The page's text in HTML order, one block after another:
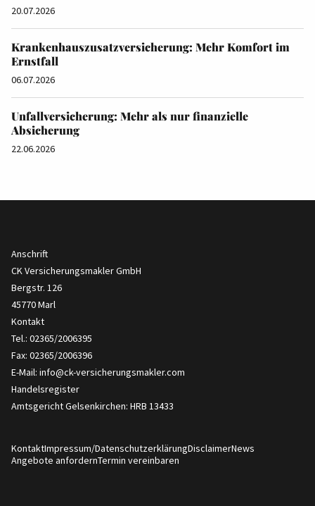
20.07.2026
Krankenhauszusatzversicherung: Mehr Komfort im
Ernstfall
06.07.2026
Unfallversicherung: Mehr als nur finanzielle
Absicherung
22.06.2026
Anschrift
CK Versicherungsmakler GmbH
Bergstr. 126
45770 Marl
Kontakt
Tel.: 02365/2006395
Fax: 02365/2006396
E-Mail: info@ck-versicherungsmakler.com
Handelsregister
Amtsgericht Gelsenkirchen: HRB 13433
KontaktImpressum/DatenschutzerklärungDisclaimerNews
Angebote anfordernTermin vereinbaren